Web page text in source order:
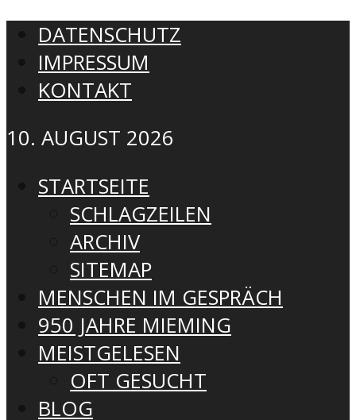
DATENSCHUTZ
IMPRESSUM
KONTAKT
10. AUGUST 2026
STARTSEITE
SCHLAGZEILEN
ARCHIV
SITEMAP
MENSCHEN IM GESPRÄCH
950 JAHRE MIEMING
MEISTGELESEN
OFT GESUCHT
BLOG